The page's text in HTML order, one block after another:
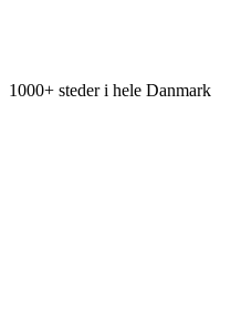
1000+ steder i hele Danmark